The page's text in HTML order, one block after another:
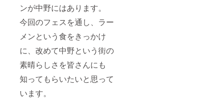
ンが中野にはあります。
今回のフェスを通し、ラー
メンという食をきっかけ
に、改めて中野という街の
素晴らしさを皆さんにも
知ってもらいたいと思って
います。